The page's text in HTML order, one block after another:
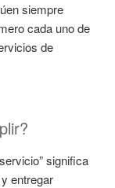
siempre
cada uno de
de
significa
entregar